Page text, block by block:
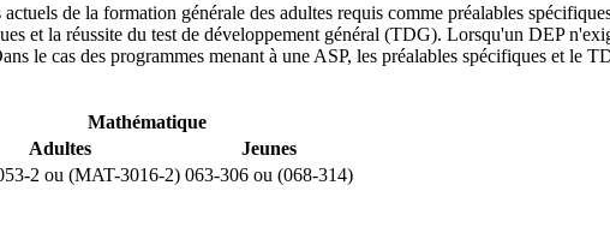
de la formation générale des adultes requis comme préalables
et la réussite du test de développement général (TDG). Lorsqu'un DEP
le cas des programmes menant à une ASP, les préalables spécifiques et le
Mathématique
Adultes
Jeunes
2 ou (MAT-3016-2) 063-306 ou (068-314)